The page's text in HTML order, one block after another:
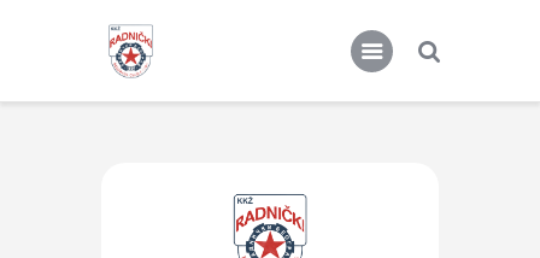
KKŽ Radnički